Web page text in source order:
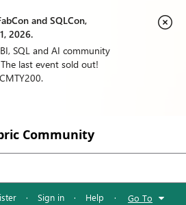
and SQLCon,
2026.
SQL and AI community
last event sold out!
Community
· Sign in · Help · Go To